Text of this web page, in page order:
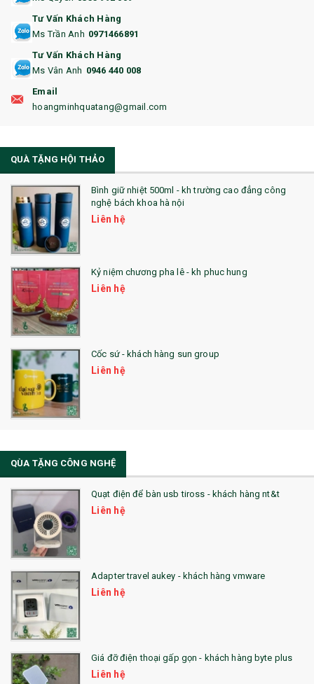
16. BAO HỘ CHIẾU
18. ẤM CHÉN QUÀ TẶNG
19. ĐỒNG HỒ TREO TƯỜNG
22. ĐỒNG HỒ ĐỂ BÀN
23. QÙA TẶNG ĐỘC ĐÁO
24. QÙA TẶNG PHA LÊ
25. QUÀ TẶNG GLASSLOCK
26. QUÀ TẶNG LUMINARC
28. BỘ ĐỒ ĂN CAO CẤP
29. MÓC KHOÁ
31. TÚI VẢI KHÔNG DỆT
32. TÚI VẢI BỐ
33. MŨ LƯỠI TRAI
36. QUẠT NHỰA QUẢNG CÁO
QUÀ TẶNG KHUYẾN MẠI
QUÀ TẶNG SX NHANH
QUÀ TẶNG HỘI THẢO
QUÀ TẶNG CÔNG NGHỆ
SẢN PHẨM ĐÃ THỰC HIỆN
QUÀ TẶNG SỨC KHỎE
SẢN PHẨM MỚI 2021
Tư Vấn Khách Hàng
Ms Trần Anh 0971466891
Tư Vấn Khách Hàng
Ms Vân Anh 0946 440 008
Email
hoangminhquatang@gmail.com
QUÀ TẶNG HỘI THẢO
Bình giữ nhiệt 500ml - kh trường cao đẳng công
nghệ bách khoa hà nội
Liên hệ
Kỷ niệm chương pha lê - kh phuc hung
Liên hệ
Cốc sứ - khách hàng sun group
Liên hệ
QÙA TẶNG CÔNG NGHỆ
Quạt điện để bàn usb tiross - khách hàng nt&t
Liên hệ
Adapter travel aukey - khách hàng vmware
Liên hệ
Giá đỡ điện thoại gấp gọn - khách hàng byte plus
Liên hệ